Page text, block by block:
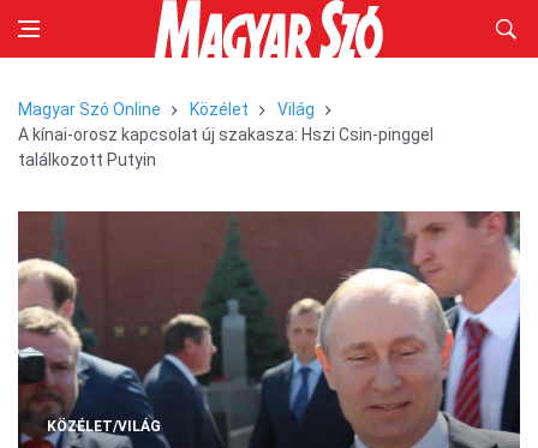
Magyar Szó Online Közélet
Világ
A kínai-orosz kapcsolat új szakasza: Hszi Csin-pinggel
találkozott Putyin
KÖZÉLET/VILÁG